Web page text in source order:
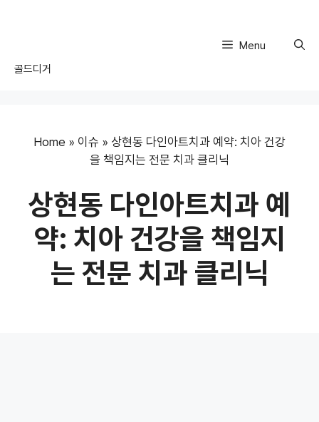
골드디거
Menu
Home » 이슈 » 상현동 다인아트치과 예약: 치아 건강
을 책임지는 전문 치과 클리닉
상현동 다인아트치과 예
약: 치아 건강을 책임지
는 전문 치과 클리닉